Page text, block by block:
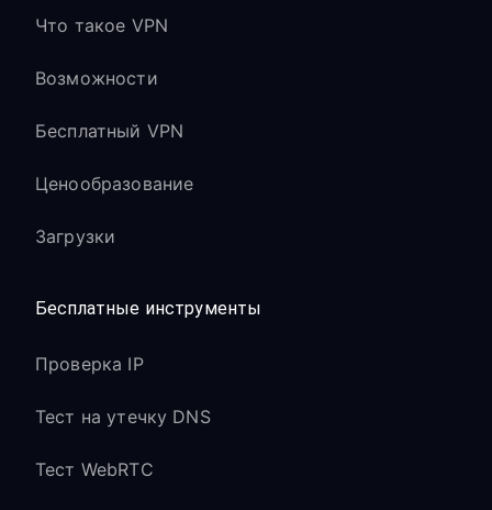
Что такое VPN
Возможности
Бесплатный VPN
Ценообразование
Загрузки
Бесплатные инструменты
Проверка IP
Тест на утечку DNS
Тест WebRTC